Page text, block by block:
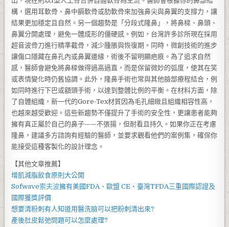
構，選用耳軟骨、鼻中膈軟骨或肋軟骨來加強鼻尖與鼻翼的支撐力，讓
結果更加穩定且自然。另一個趨勢是「分段式隆鼻」，將鼻樑、鼻頭、
鼻翼分開處理，避免一體成形的僵硬感。例如，台灣許多診所現在採用
超音波骨刀進行精準截骨，減少腫脹與恢復期。同時，微創技術的進步
讓傷口隱藏在鼻孔內或鼻翼邊緣，術後不留明顯疤痕。為了追求自然
感，醫師會避免將鼻樑做得過高過直，而是保留微妙的弧度，使其在笑
或表情變化時仍舊協調。此外，隆鼻手術也常與其他臉部療程結合，例
如同時進行下巴或額頭手術，以達到整體比例的平衡。在材料方面，除
了自體組織，新一代的Gore-Tex材質因為毛孔細緻且組織相容性高，
也越來越受歡迎。這些新趨勢不僅提升了手術的安全性，更讓患者能夠
擁有真正屬於自己的鼻子——不張揚，但耐看且持久。如果你正在考慮
隆鼻，建議多方諮詢有經驗的醫師，並要求觀看他們的案例集，確保你
能接受這種客製化的設計理念。
【其他文章推薦】
增肌減脂飲食原則大公開
Sofwave索夫波擁有美國FDA、歐盟 CE、臺灣TFDA三重國際認證及
國際獲獎評價
想要清粉刺有人知道用醫洗臉可以把粉刺清出來?
產後肚皮鬆弛問題可以怎麼處理?